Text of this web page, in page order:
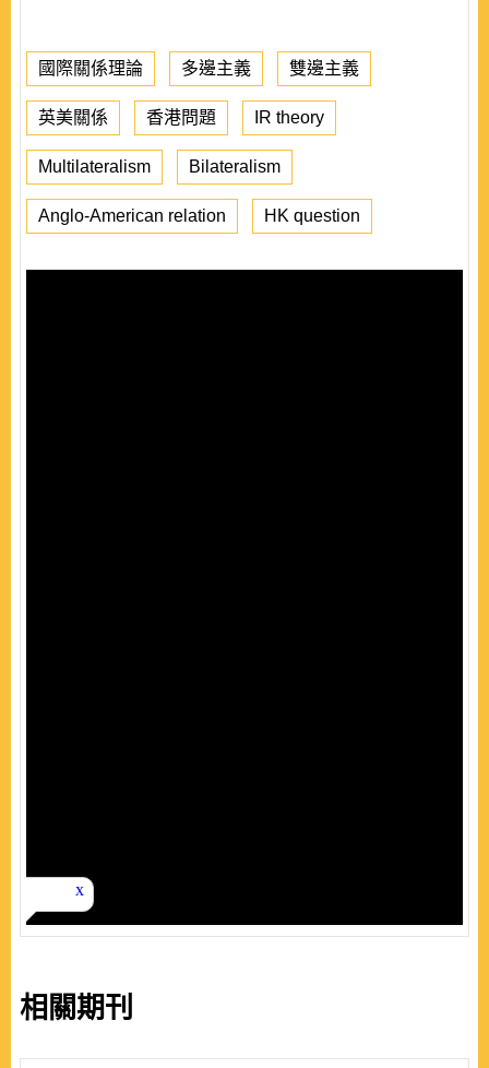
國際關係理論 多邊主義 雙邊主義
英美關係 香港問題 IR theory
Multilateralism Bilateralism
Anglo-American relation HK question
相關期刊